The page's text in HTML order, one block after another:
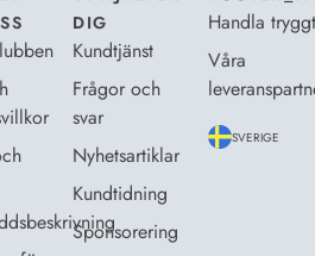
DIG
Kundtjänst
Frågor och
svar
Nyhetsartiklar
Kundtidning
Sponsorering
Handla tryggt
Våra
SVERIGE